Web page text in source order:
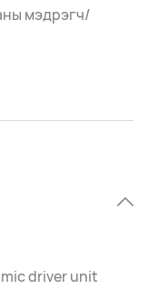
мэдрэгч/
driver unit